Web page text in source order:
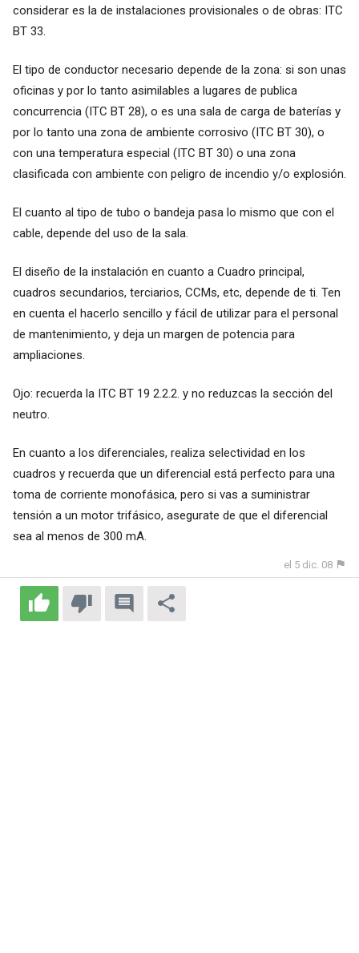
considerar es la de instalaciones provisionales o de obras: ITC
BT 33.
El tipo de conductor necesario depende de la zona: si son unas
oficinas y por lo tanto asimilables a lugares de publica
concurrencia (ITC BT 28), o es una sala de carga de baterías y
por lo tanto una zona de ambiente corrosivo (ITC BT 30), o
con una temperatura especial (ITC BT 30) o una zona
clasificada con ambiente con peligro de incendio y/o explosión.
El cuanto al tipo de tubo o bandeja pasa lo mismo que con el
cable, depende del uso de la sala.
El diseño de la instalación en cuanto a Cuadro principal,
cuadros secundarios, terciarios, CCMs, etc, depende de ti. Ten
en cuenta el hacerlo sencillo y fácil de utilizar para el personal
de mantenimiento, y deja un margen de potencia para
ampliaciones.
Ojo: recuerda la ITC BT 19 2.2.2. y no reduzcas la sección del
neutro.
En cuanto a los diferenciales, realiza selectividad en los
cuadros y recuerda que un diferencial está perfecto para una
toma de corriente monofásica, pero si vas a suministrar
tensión a un motor trifásico, asegurate de que el diferencial
sea al menos de 300 mA.
el 5 dic. 08